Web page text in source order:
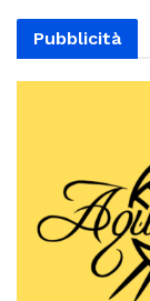
Pubblicità